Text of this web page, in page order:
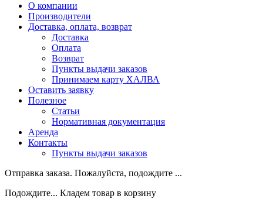
О компании
Производители
Доставка, оплата, возврат
Доставка
Оплата
Возврат
Пункты выдачи заказов
Принимаем карту ХАЛВА
Оставить заявку
Полезное
Статьи
Нормативная документация
Аренда
Контакты
Пункты выдачи заказов
Отправка заказа. Пожалуйста, подождите ...
Подождите... Кладем товар в корзину